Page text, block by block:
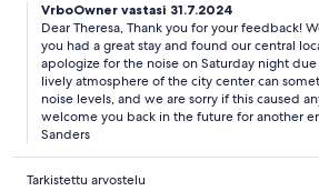
VrboOwner vastasi 31.7.2024
Dear Theresa, Thank you for your feedback!
you had a great stay and found our central
apologize for the noise on Saturday night
lively atmosphere of the city center can
noise levels, and we are sorry if this caused
welcome you back in the future for another
Sanders
Tarkistettu arvostelu